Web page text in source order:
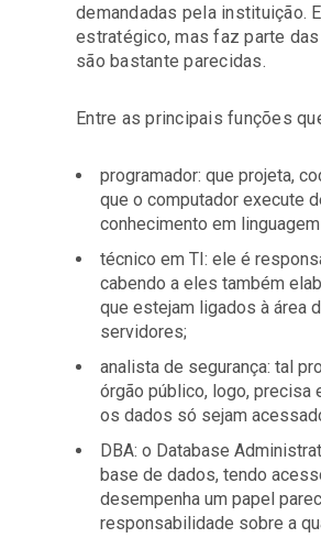
demandadas pela instituição.
estratégico, mas faz parte
são bastante parecidas.
Entre as principais funções
programador: que projeta,
que o computador execute
conhecimento em
técnico em TI: ele é
cabendo a eles também
que estejam ligados à área
servidores;
analista de segurança: tal
órgão público, logo, precisa
os dados só sejam
DBA: o Database
base de dados, tendo
desempenha um papel
responsabilidade sobre a